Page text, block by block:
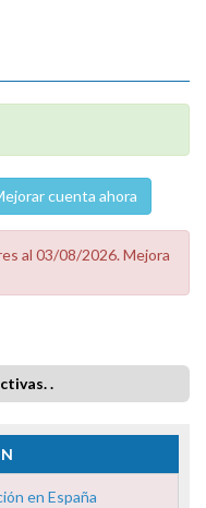
cuenta ahora
al 03/08/2026. Mejora
.
en España